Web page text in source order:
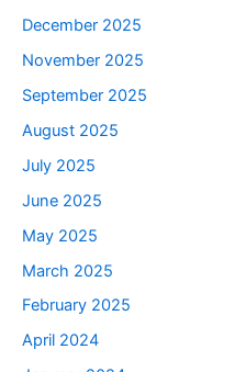
December 2025
November 2025
September 2025
August 2025
July 2025
June 2025
May 2025
March 2025
February 2025
April 2024